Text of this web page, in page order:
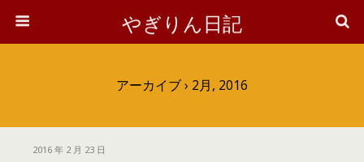
やぎりん日記
アーカイブ › 2月, 2016
2016 年 2 月 23 日